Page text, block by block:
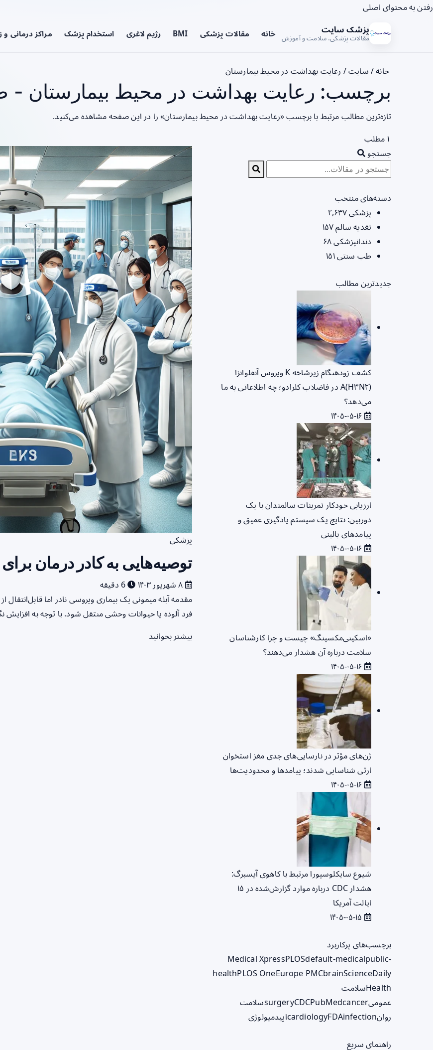
رفتن به محتوای اصلی
پزشک سایت
مقالات پزشکی، سلامت و آموزش خانه مقالات پزشکی BMI رژیم لاغری استخدام پزشک مراکز درمانی و
خانه/ سایت/ رعایت بهداشت در محیط بیمارستان
برچسب: رعایت بهداشت در محیط بیمارستان -
تازه‌ترین مطالب مرتبط با برچسب «رعایت بهداشت در محیط بیمارستان» را در این صفحه مشاهده می‌کنید.
۱ مطلب
پزشکی
توصیه‌هایی به کادر درمان برای
6 دقیقه
مقدمه آبله میمونی یک بیماری ویروسی نادر اما
فرد آلوده یا حیوانات وحشی منتقل شود. با توجه به افزایش
بیشتر بخوانید
جستجو
دسته‌های منتخب
پزشکی۲,۶۳۷
تغذیه سالم۱۵۷
دندانپزشکی۶۸
طب سنتی۱۵۱
جدیدترین مطالب
کشف زودهنگام زیرشاخه K ویروس آنفلوانزا
A(H۳N۲) در فاضلاب کلرادو؛ چه اطلاعاتی به ما
می‌دهد؟
ارزیابی خودکار تمرینات سالمندان با یک
دوربین: نتایج یک سیستم یادگیری عمیق و
پیامدهای بالینی
«اسکینی‌مکسینگ» چیست و چرا کارشناسان
سلامت درباره آن هشدار می‌دهند؟
ژن‌های مؤثر در نارسایی‌های جدی مغز استخوان
ارثی شناسایی شدند؛ پیامدها و محدودیت‌ها
شیوع سایکلوسپورا مرتبط با کاهوی آیسبرگ:
هشدار CDC درباره موارد گزارش‌شده در ۱۵
ایالت آمریکا
برچسب‌های پرکاربرد
Medical XpressPLOSdefault-medicalpublic-
healthPLOS OneEurope PMCbrainScienceDaily
Healthسلامت
عمومی
surgeryCDCPubMedcancer
سلامت
روان
cardiologyFDAinfection اپیدمیولوژی
راهنمای سریع